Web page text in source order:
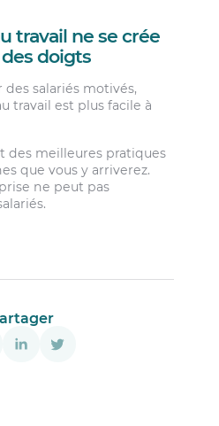
travail ne se crée
doigts
salariés motivés,
travail est plus facile à
des meilleures pratiques
que vous y arriverez.
ne peut pas